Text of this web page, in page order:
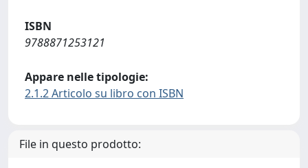
ISBN
9788871253121
Appare nelle tipologie:
2.1.2 Articolo su libro con ISBN
File in questo prodotto: